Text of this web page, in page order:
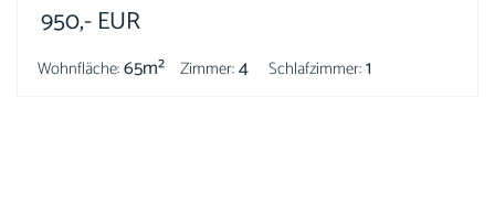
950,-EUR
Wohnfläche:65m² Zimmer:4 Schlafzimmer:1